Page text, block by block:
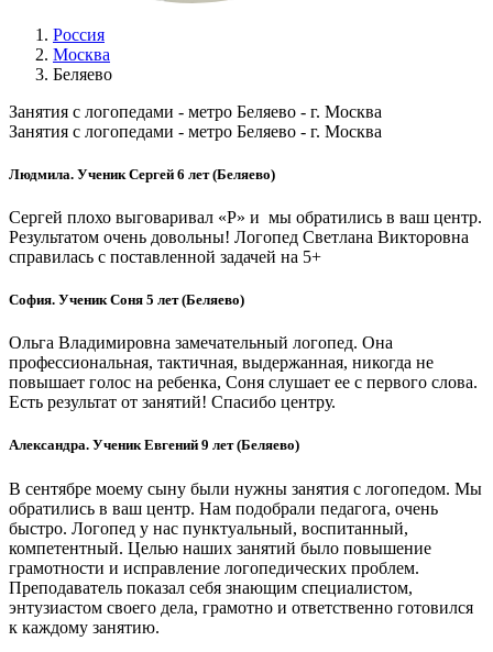
Россия
Москва
Беляево
Занятия с логопедами - метро Беляево - г. Москва
Занятия с логопедами - метро Беляево - г. Москва
Людмила. Ученик Сергей 6 лет (Беляево)
Сергей плохо выговаривал «Р» и мы обратились в ваш центр.
Результатом очень довольны! Логопед Светлана Викторовна
справилась с поставленной задачей на 5+
София. Ученик Соня 5 лет (Беляево)
Ольга Владимировна замечательный логопед. Она
профессиональная, тактичная, выдержанная, никогда не
повышает голос на ребенка, Соня слушает ее с первого слова.
Есть результат от занятий! Спасибо центру.
Александра. Ученик Евгений 9 лет (Беляево)
В сентябре моему сыну были нужны занятия с логопедом. Мы
обратились в ваш центр. Нам подобрали педагога, очень
быстро. Логопед у нас пунктуальный, воспитанный,
компетентный. Целью наших занятий было повышение
грамотности и исправление логопедических проблем.
Преподаватель показал себя знающим специалистом,
энтузиастом своего дела, грамотно и ответственно готовился
к каждому занятию.